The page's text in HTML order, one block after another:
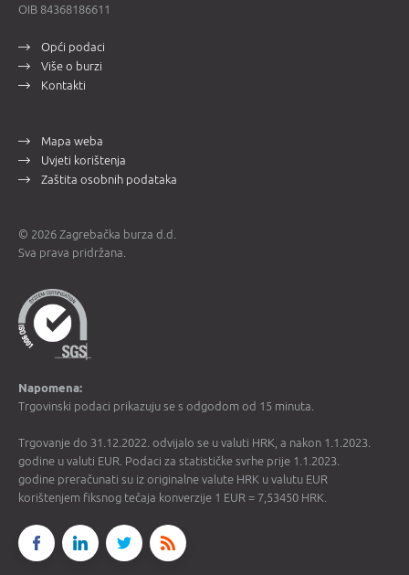
OIB 84368186611
Opći podaci
Više o burzi
Kontakti
Mapa weba
Uvjeti korištenja
Zaštita osobnih podataka
© 2026 Zagrebačka burza d.d.
Sva prava pridržana.
Napomena:
Trgovinski podaci prikazuju se s odgodom od 15 minuta.
Trgovanje do 31.12.2022. odvijalo se u valuti HRK, a nakon 1.1.2023.
godine u valuti EUR. Podaci za statističke svrhe prije 1.1.2023.
godine preračunati su iz originalne valute HRK u valutu EUR
korištenjem fiksnog tečaja konverzije 1 EUR = 7,53450 HRK.